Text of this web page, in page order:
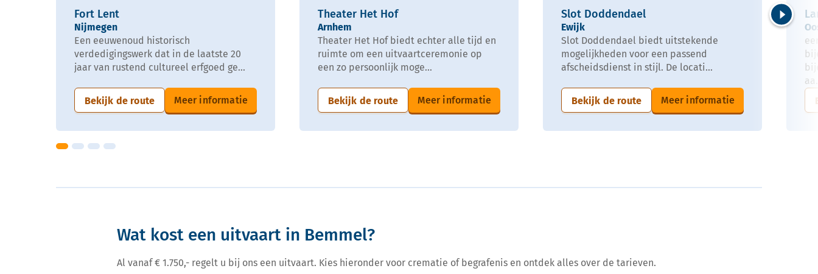
Fort Lent
Nijmegen
Een eeuwenoud historisch
verdedigingswerk dat in de laatste 20
jaar van rustend cultureel erfgoed ge...
Bekijk de route Meer informatie
Theater Het Hof
Arnhem
Theater Het Hof biedt echter alle tijd en
ruimte om een uitvaartceremonie op
een zo persoonlijk moge...
Bekijk de route Meer informatie
Slot Doddendael
Ewijk
Slot Doddendael biedt uitstekende
mogelijkheden voor een passend
afscheidsdienst in stijl. De locati...
Bekijk de route Meer informatie
Volgende
Wat kost een uitvaart in Bemmel?
Al vanaf € 1.750,- regelt u bij ons een uitvaart. Kies hieronder voor crematie of begrafenis en ontdek alles over de tarieven.